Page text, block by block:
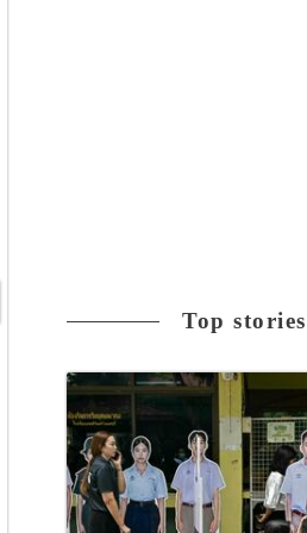
Top stories